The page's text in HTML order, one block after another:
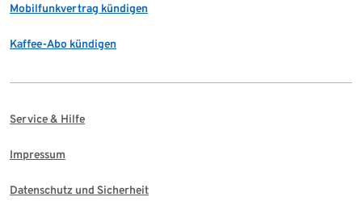
Mobilfunkvertrag kündigen
Kaffee-Abo kündigen
Service & Hilfe
Impressum
Datenschutz und Sicherheit